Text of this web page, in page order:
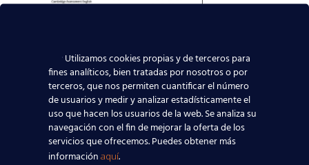

Utilizamos cookies propias y de terceros para
fines analíticos, bien tratadas por nosotros o por
terceros, que nos permiten cuantificar el número
de usuarios y medir y analizar estadísticamente el
uso que hacen los usuarios de la web. Se analiza su
navegación con el fin de mejorar la oferta de los
servicios que ofrecemos. Puedes obtener más
información aquí.